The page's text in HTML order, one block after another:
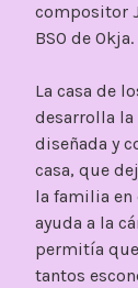
compositor
BSO de Okja.
La casa de
desarrolla
diseñada y
casa, que
la familia en
ayuda a la
permitía
tantos